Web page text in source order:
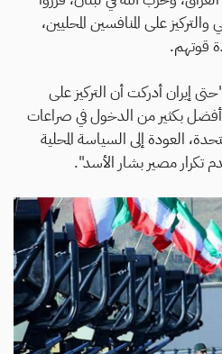
على المنافسين المحليين،
قوتهم.
إيران أدركت أن التركيز على
بكثير من الدخول في صراعات
العودة إلى السياسة المحلية
تكرار مصير بشار الأسد".